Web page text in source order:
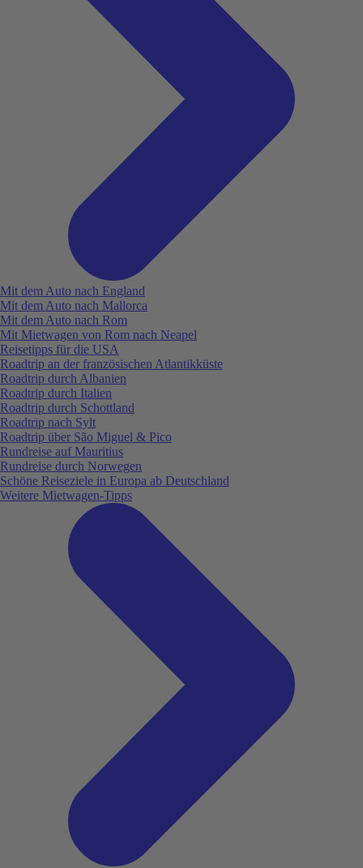
Mit dem Auto nach England
Mit dem Auto nach Mallorca
Mit dem Auto nach Rom
Mit Mietwagen von Rom nach Neapel
Reisetipps für die USA
Roadtrip an der französischen Atlantikküste
Roadtrip durch Albanien
Roadtrip durch Italien
Roadtrip durch Schottland
Roadtrip nach Sylt
Roadtrip über São Miguel & Pico
Rundreise auf Mauritius
Rundreise durch Norwegen
Schöne Reiseziele in Europa ab Deutschland
Weitere Mietwagen-Tipps